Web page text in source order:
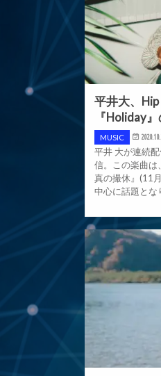
平井大、
『Holiday
MUSIC
平井 大が連続
信。この楽曲
真の撮休』(11
中心に話題と